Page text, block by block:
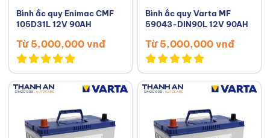
Bình ắc quy Enimac CMF
105D31L 12V 90AH
Từ 5,000,000 vnđ
Bình ắc quy Varta MF
59043-DIN90L 12V 90AH
Từ 5,000,000 vnđ